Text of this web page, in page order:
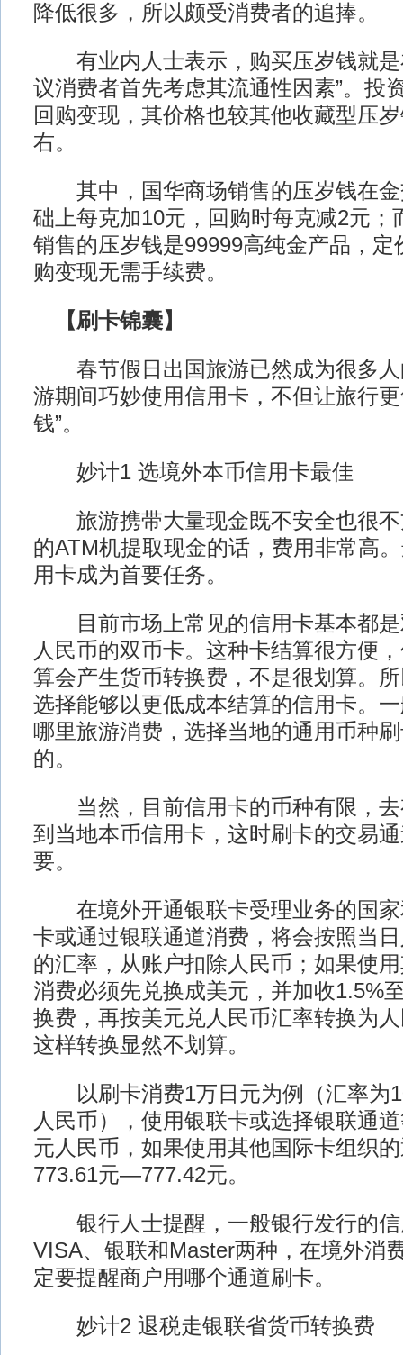
降低很多，所以颇受消费者的追捧。
有业内人士表示，购买压岁钱就是
议消费者首先考虑其流通性因素”。投
回购变现，其价格也较其他收藏型压
右。
其中，国华商场销售的压岁钱在金
础上每克加10元，回购时每克减2元；
销售的压岁钱是99999高纯金产品，定
购变现无需手续费。
【刷卡锦囊】
春节假日出国旅游已然成为很多人
游期间巧妙使用信用卡，不但让旅行
钱”。
妙计1 选境外本币信用卡最佳
旅游携带大量现金既不安全也很不
的ATM机提取现金的话，费用非常高
用卡成为首要任务。
目前市场上常见的信用卡基本都是
人民币的双币卡。这种卡结算很方便
算会产生货币转换费，不是很划算。
选择能够以更低成本结算的信用卡。
哪里旅游消费，选择当地的通用币种
的。
当然，目前信用卡的币种有限，去
到当地本币信用卡，这时刷卡的交易
要。
在境外开通银联卡受理业务的国家
卡或通过银联通道消费，将会按照当
的汇率，从账户扣除人民币；如果使
消费必须先兑换成美元，并加收1.5%
换费，再按美元兑人民币汇率转换为
这样转换显然不划算。
以刷卡消费1万日元为例（汇率为
人民币），使用银联卡或选择银联通
元人民币，如果使用其他国际卡组织
773.61元—777.42元。
银行人士提醒，一般银行发行的信
VISA、银联和Master两种，在境外消
定要提醒商户用哪个通道刷卡。
妙计2 退税走银联省货币转换费